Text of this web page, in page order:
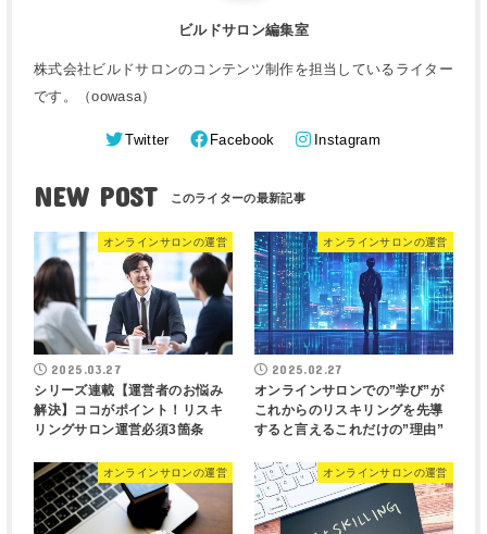
ビルドサロン編集室
株式会社ビルドサロンのコンテンツ制作を担当しているライター
です。（oowasa）
Twitter Facebook Instagram
NEW POST
オンラインサロンの運営
2025.03.27
シリーズ連載【運営者のお悩み
解決】ココがポイント！リスキ
リングサロン運営必須3箇条
オンラインサロンの運営
2025.02.27
オンラインサロンでの”学び”が
これからのリスキリングを先導
すると言えるこれだけの”理由”
オンラインサロンの運営 オンラインサロンの運営